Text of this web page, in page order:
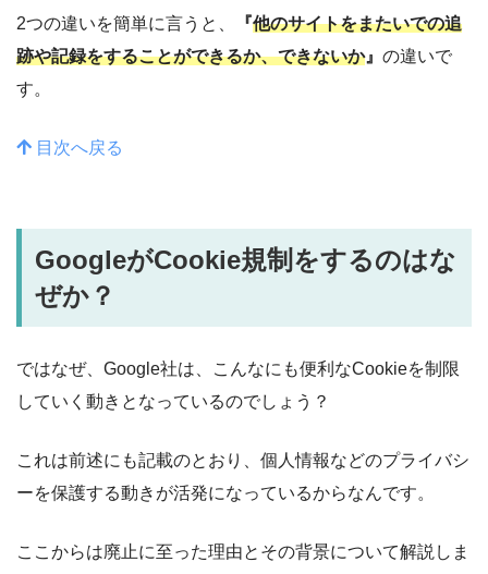
2つの違いを簡単に言うと、 『他のサイトをまたいでの追
跡や記録をすることができるか、できないか』 の違いで
す。
目次へ戻る
GoogleがCookie規制をするのはな
ぜか？
ではなぜ、Google社は、こんなにも便利なCookieを制限
していく動きとなっているのでしょう？
これは前述にも記載のとおり、個人情報などのプライバシ
ーを保護する動きが活発になっているからなんです。
ここからは廃止に至った理由とその背景について解説しま